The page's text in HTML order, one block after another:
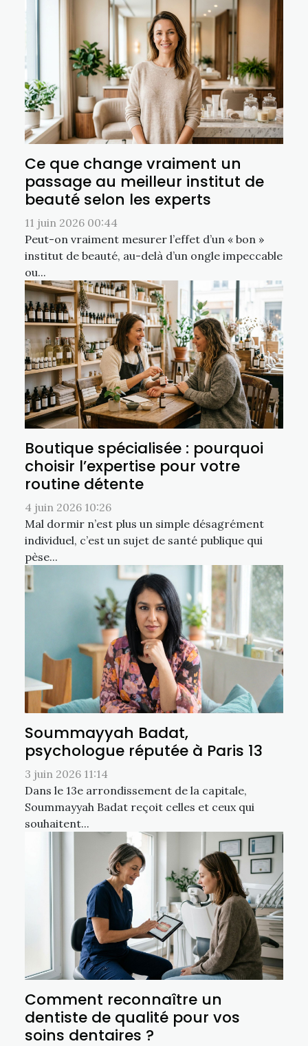
Ce que change vraiment un
passage au meilleur institut de
beauté selon les experts
11 juin 2026 00:44
Peut-on vraiment mesurer l’effet d’un « bon »
institut de beauté, au-delà d’un ongle impeccable
ou...
Boutique spécialisée : pourquoi
choisir l’expertise pour votre
routine détente
4 juin 2026 10:26
Mal dormir n’est plus un simple désagrément
individuel, c’est un sujet de santé publique qui
pèse...
Soummayyah Badat,
psychologue réputée à Paris 13
3 juin 2026 11:14
Dans le 13e arrondissement de la capitale,
Soummayyah Badat reçoit celles et ceux qui
souhaitent...
Comment reconnaître un
dentiste de qualité pour vos
soins dentaires ?